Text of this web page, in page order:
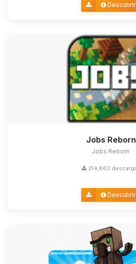
Descubrir
Jobs Reborn
Jobs Reborn
214,863
Descubrir